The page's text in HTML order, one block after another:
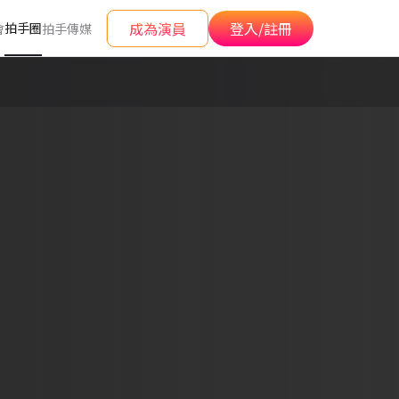
拍手圈拍手傳媒 成為演員 登入/註冊